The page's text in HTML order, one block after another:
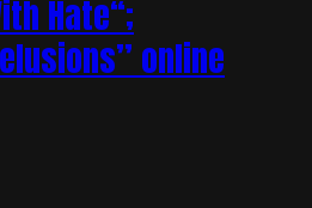
Hate“;
online